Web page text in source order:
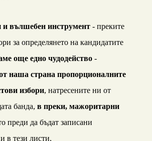
вълшебен инструмент - преките
за определянето на кандидатите
още едно чудодейство -
наша страна пропорционалните
избори, натресените ни от
банда, в преки, мажоритарни
преди да бъдат записани
в тези листи,